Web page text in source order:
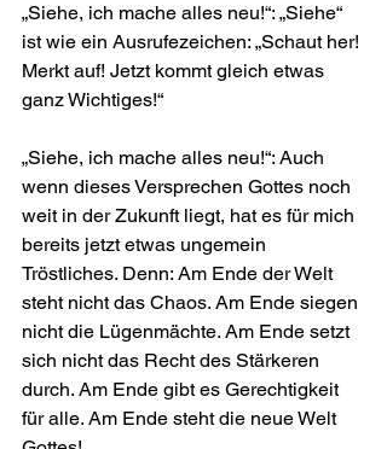
„Siehe, ich mache alles neu!“: „Siehe“
ist wie ein Ausrufezeichen: „Schaut her!
Merkt auf! Jetzt kommt gleich etwas
ganz Wichtiges!“
„Siehe, ich mache alles neu!“: Auch
wenn dieses Versprechen Gottes noch
weit in der Zukunft liegt, hat es für mich
bereits jetzt etwas ungemein
Tröstliches. Denn: Am Ende der Welt
steht nicht das Chaos. Am Ende siegen
nicht die Lügenmächte. Am Ende setzt
sich nicht das Recht des Stärkeren
durch. Am Ende gibt es Gerechtigkeit
für alle. Am Ende steht die neue Welt